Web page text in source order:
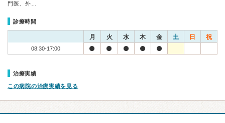
門医、外…
診療時間
月 火 水 木 金 土 日 祝
08:30-17:00
治療実績
この病院の治療実績を見る